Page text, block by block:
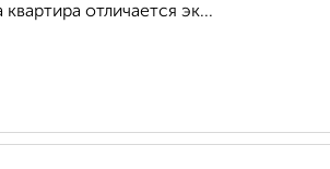
отличается эк...